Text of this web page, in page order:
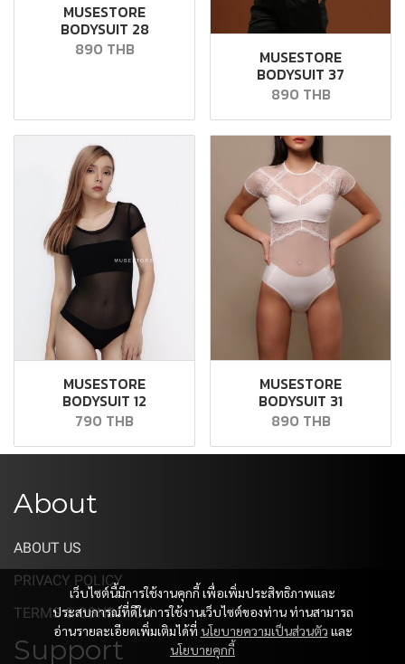
MUSESTORE
BODYSUIT 28
890 THB
MUSESTORE
BODYSUIT 37
890 THB
MUSESTORE
BODYSUIT 12
790 THB
MUSESTORE
BODYSUIT 31
890 THB
เว็บไซต์นี้มีการใช้งานคุกกี้ เพื่อเพิ่มประสิทธิภาพและ
ประสบการณ์ที่ดีในการใช้งานเว็บไซต์ของท่าน ท่านสามารถ
อ่านรายละเอียดเพิ่มเติมได้ที่ นโยบายความเป็นส่วนตัว และ
นโยบายคุกกี้
About
ABOUT US
PRIVACY POLICY
TERMS & CONDITION
Support